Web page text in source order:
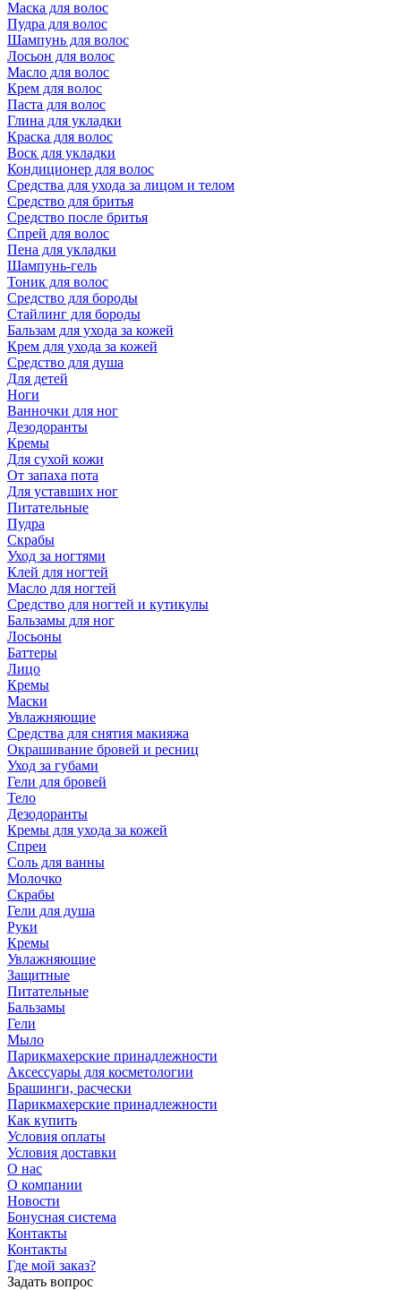
Маска для волос
Пудра для волос
Шампунь для волос
Лосьон для волос
Масло для волос
Крем для волос
Паста для волос
Глина для укладки
Краска для волос
Воск для укладки
Кондиционер для волос
Средства для ухода за лицом и телом
Средство для бритья
Средство после бритья
Спрей для волос
Пена для укладки
Шампунь-гель
Тоник для волос
Средство для бороды
Стайлинг для бороды
Бальзам для ухода за кожей
Крем для ухода за кожей
Средство для душа
Для детей
Ноги
Ванночки для ног
Дезодоранты
Кремы
Для сухой кожи
От запаха пота
Для уставших ног
Питательные
Пудра
Скрабы
Уход за ногтями
Клей для ногтей
Масло для ногтей
Средство для ногтей и кутикулы
Бальзамы для ног
Лосьоны
Баттеры
Лицо
Кремы
Маски
Увлажняющие
Средства для снятия макияжа
Окрашивание бровей и ресниц
Уход за губами
Гели для бровей
Тело
Дезодоранты
Кремы для ухода за кожей
Спреи
Соль для ванны
Молочко
Скрабы
Гели для душа
Руки
Кремы
Увлажняющие
Защитные
Питательные
Бальзамы
Гели
Мыло
Парикмахерские принадлежности
Аксессуары для косметологии
Брашинги, расчески
Парикмахерские принадлежности
Как купить
Условия оплаты
Условия доставки
О нас
О компании
Новости
Бонусная система
Контакты
Контакты
Где мой заказ?
Задать вопрос